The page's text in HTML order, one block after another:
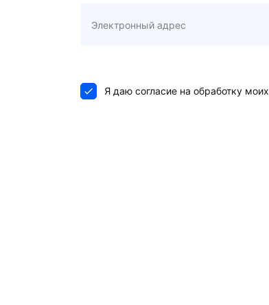
Я даю согласие на обработку моих